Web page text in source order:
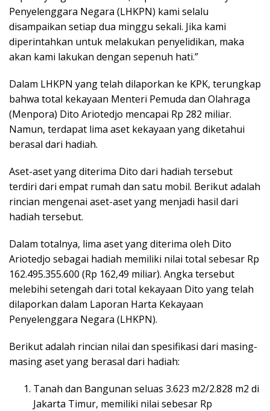
Penyelenggara Negara (LHKPN) kami selalu
disampaikan setiap dua minggu sekali. Jika kami
diperintahkan untuk melakukan penyelidikan, maka
akan kami lakukan dengan sepenuh hati.”
Dalam LHKPN yang telah dilaporkan ke KPK, terungkap
bahwa total kekayaan Menteri Pemuda dan Olahraga
(Menpora) Dito Ariotedjo mencapai Rp 282 miliar.
Namun, terdapat lima aset kekayaan yang diketahui
berasal dari hadiah.
Aset-aset yang diterima Dito dari hadiah tersebut
terdiri dari empat rumah dan satu mobil. Berikut adalah
rincian mengenai aset-aset yang menjadi hasil dari
hadiah tersebut.
Dalam totalnya, lima aset yang diterima oleh Dito
Ariotedjo sebagai hadiah memiliki nilai total sebesar Rp
162.495.355.600 (Rp 162,49 miliar). Angka tersebut
melebihi setengah dari total kekayaan Dito yang telah
dilaporkan dalam Laporan Harta Kekayaan
Penyelenggara Negara (LHKPN).
Berikut adalah rincian nilai dan spesifikasi dari masing-
masing aset yang berasal dari hadiah:
Tanah dan Bangunan seluas 3.623 m2/2.828 m2 di
Jakarta Timur, memiliki nilai sebesar Rp